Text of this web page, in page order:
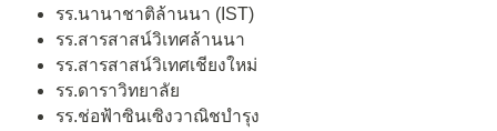
รร.นานาชาติล้านนา (IST)
รร.สารสาสน์วิเทศล้านนา
รร.สารสาสน์วิเทศเชียงใหม่
รร.ดาราวิทยาลัย
รร.ช่อฟ้าซินเซิงวาณิชบำรุง